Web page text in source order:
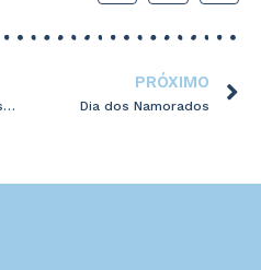
Professores franceses e espanhóis visitam o AES
PRÓXIMO
Dia dos Namorados